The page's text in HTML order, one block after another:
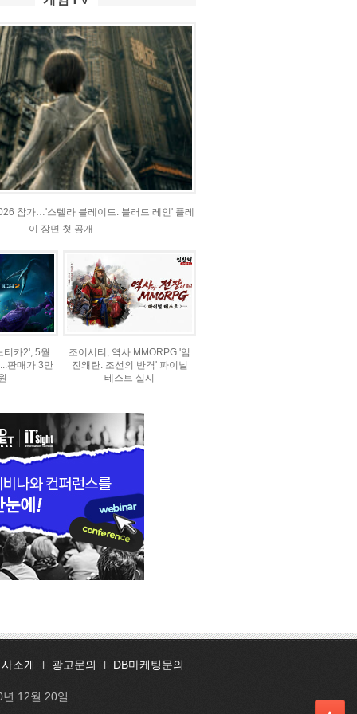
참가…'스텔라 블레이드: 블러드 레인' 플레
이 장면 첫 공개
티카2', 5월
판매가 3만
조이시티, 역사 MMORPG '임
진왜란: 조선의 반격' 파이널
테스트 실시
소개 l 광고문의 l DB마케팅문의
12월 20일